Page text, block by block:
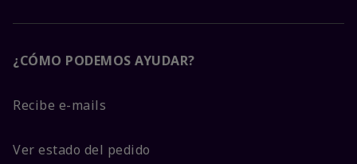
¿CÓMO PODEMOS AYUDAR?
Recibe e-mails
Ver estado del pedido